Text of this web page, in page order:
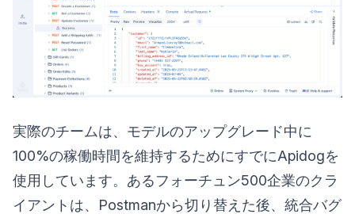
実際のチームは、モデルのアップグレード中に
100%の稼働時間を維持するためにすでにApidogを
使用しています。あるフォーチュン500企業のクラ
イアントは、Postmanから切り替えた後、統合バグ